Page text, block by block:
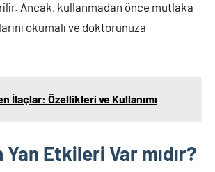
Ancak, kullanmadan önce mutlaka
okumalı ve doktorunuza
İlaçlar: Özellikleri ve Kullanımı
Yan Etkileri Var mıdır?